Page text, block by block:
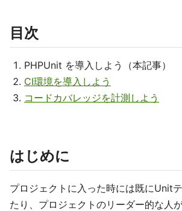
目次
PHPUnit を導入しよう（本記事）
CI環境を導入しよう
コードカバレッジを計測しよう
はじめに
プロジェクトに入った時には既にUnit
たり、プロジェクトのリーダー的な人